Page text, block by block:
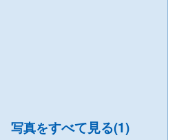
写真をすべて見る(1)